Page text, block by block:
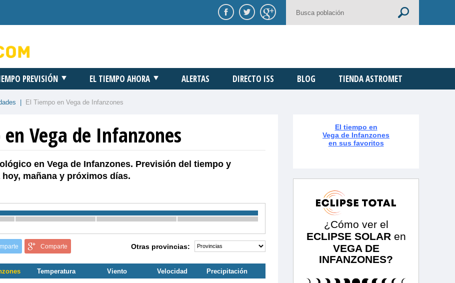
PREVISIÓN EL TIEMPO AHORA ALERTAS DIRECTO ISS BLOG TIENDA ASTROMET
El Tiempo en Vega de Infanzones
Vega de Infanzones
en Vega de Infanzones. Previsión del tiempo y
mañana y próximos días.
Comparte Otras provincias:
Temperatura Viento Velocidad Precipitación
El tiempo en
Vega de Infanzones
en sus favoritos
¿Cómo ver el
ECLIPSE SOLAR en
VEGA DE
INFANZONES?